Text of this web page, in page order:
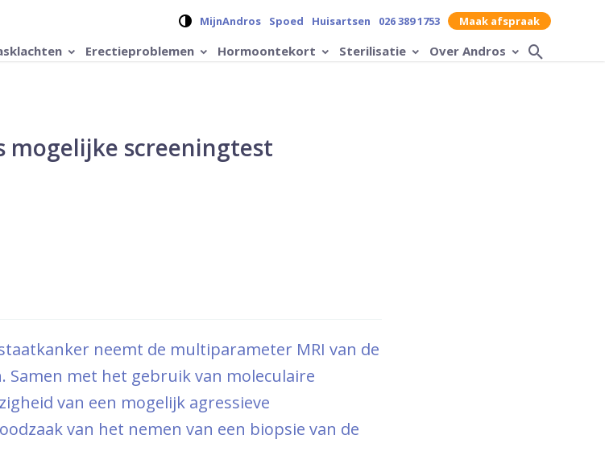
Verander contrast op de website
MijnAndros Spoed Huisartsen 026 389 1753 Maak afspraak
Erectieproblemen Hormoontekort Sterilisatie Over Andros
mogelijke screeningtest
neemt de multiparameter MRI van de
met het gebruik van moleculaire
van een mogelijk agressieve
van het nemen van een biopsie van de